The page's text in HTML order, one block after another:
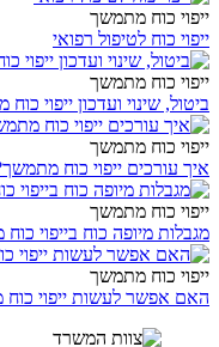
ייפוי כוח מתמשך
ייפוי כוח לטיפול רפואי
ייפוי כוח מתמשך
ביטול, שינוי ועדכון ייפוי
ייפוי כוח מתמשך
איך עורכים ייפוי כוח
ייפוי כוח מתמשך
מגבלות מיופה כוח בייפוי
ייפוי כוח מתמשך
האם אפשר לעשות ייפוי כוח